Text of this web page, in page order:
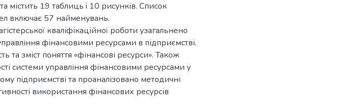
містить 19 таблиць i 10 рисунків. Список
включає 57 найменувань.
кваліфікаційної роботи узагальнено
фінансовими ресурсами в підприємстві.
та зміст поняття «фінансові ресурси». Також
системи управління фінансовими ресурсами у
підприємстві та проаналізовано методичні
використання фінансових ресурсів